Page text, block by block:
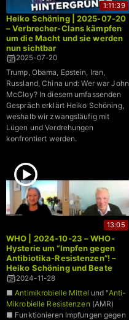
1:11:39
Heiko Schöning | 2025-07-20
– Verbrecher-Clans kämpfen
um die Macht und sie werden
nun sichtbar
2025-07-20
Trump, Obama, Epstein, Iran,
Russland, China und: Wer war John
McCloy? In diesem umfassenden
Gespräch erklärt Heiko Schöning,
weshalb wir zwangsläufig mit
Lügen und Verdrehungen
konfrontiert werden.
13:05
WHO | 2024-10-23 – WHO-
Hysterie um “Impfen gegen
Antibiotika-Resistenzen”! –
Heiko Schöning und Beate
Bahner klären auf
2024-11-28
■Antimikrobielle Mittel und "Anti-
Mikrobielle Resistenzen (AMR)
■ Funktionieren Impfungen gegen